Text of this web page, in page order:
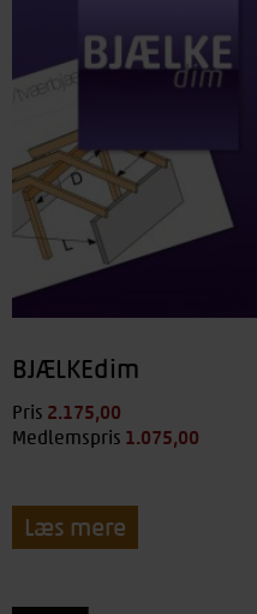
BJÆLKEdim
Pris 2.175,00
Medlemspris 1.075,00
Læs mere